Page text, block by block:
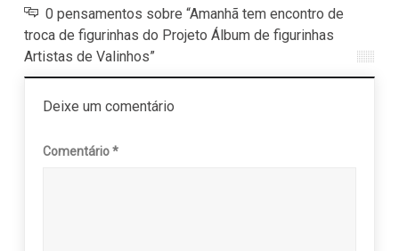
0 pensamentos sobre “Amanhã tem encontro de
troca de figurinhas do Projeto Álbum de figurinhas
Artistas de Valinhos”
Deixe um comentário
Comentário*